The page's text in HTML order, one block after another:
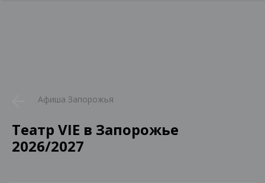
Афиша Запорожья
Театр VIE в Запорожье
2026/2027